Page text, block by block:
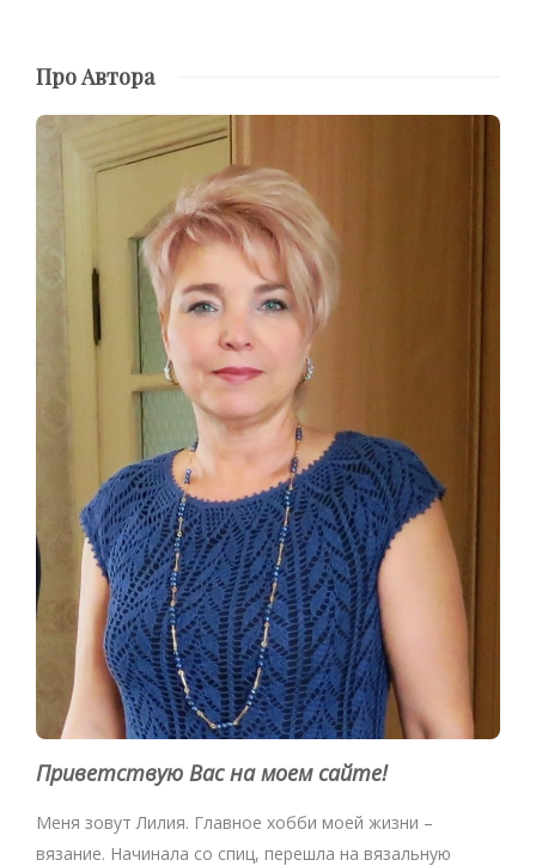
Про Автора
Приветствую Вас на моем сайте!
Меня зовут Лилия. Главное хобби моей жизни –
вязание. Начинала со спиц, перешла на вязальную